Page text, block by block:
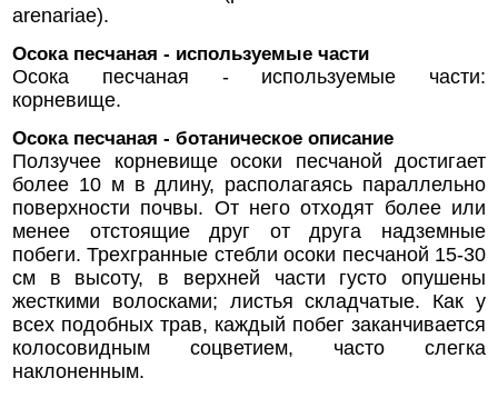
arenariae).
Осока песчаная - используемые части
Осока песчаная - используемые части:
корневище.
Осока песчаная - ботаническое описание
Ползучее корневище осоки песчаной достигает
более 10 м в длину, располагаясь параллельно
поверхности почвы. От него отходят более или
менее отстоящие друг от друга надземные
побеги. Трехгранные стебли осоки песчаной 15-30
см в высоту, в верхней части густо опушены
жесткими волосками; листья складчатые. Как у
всех подобных трав, каждый побег заканчивается
колосовидным соцветием, часто слегка
наклоненным.